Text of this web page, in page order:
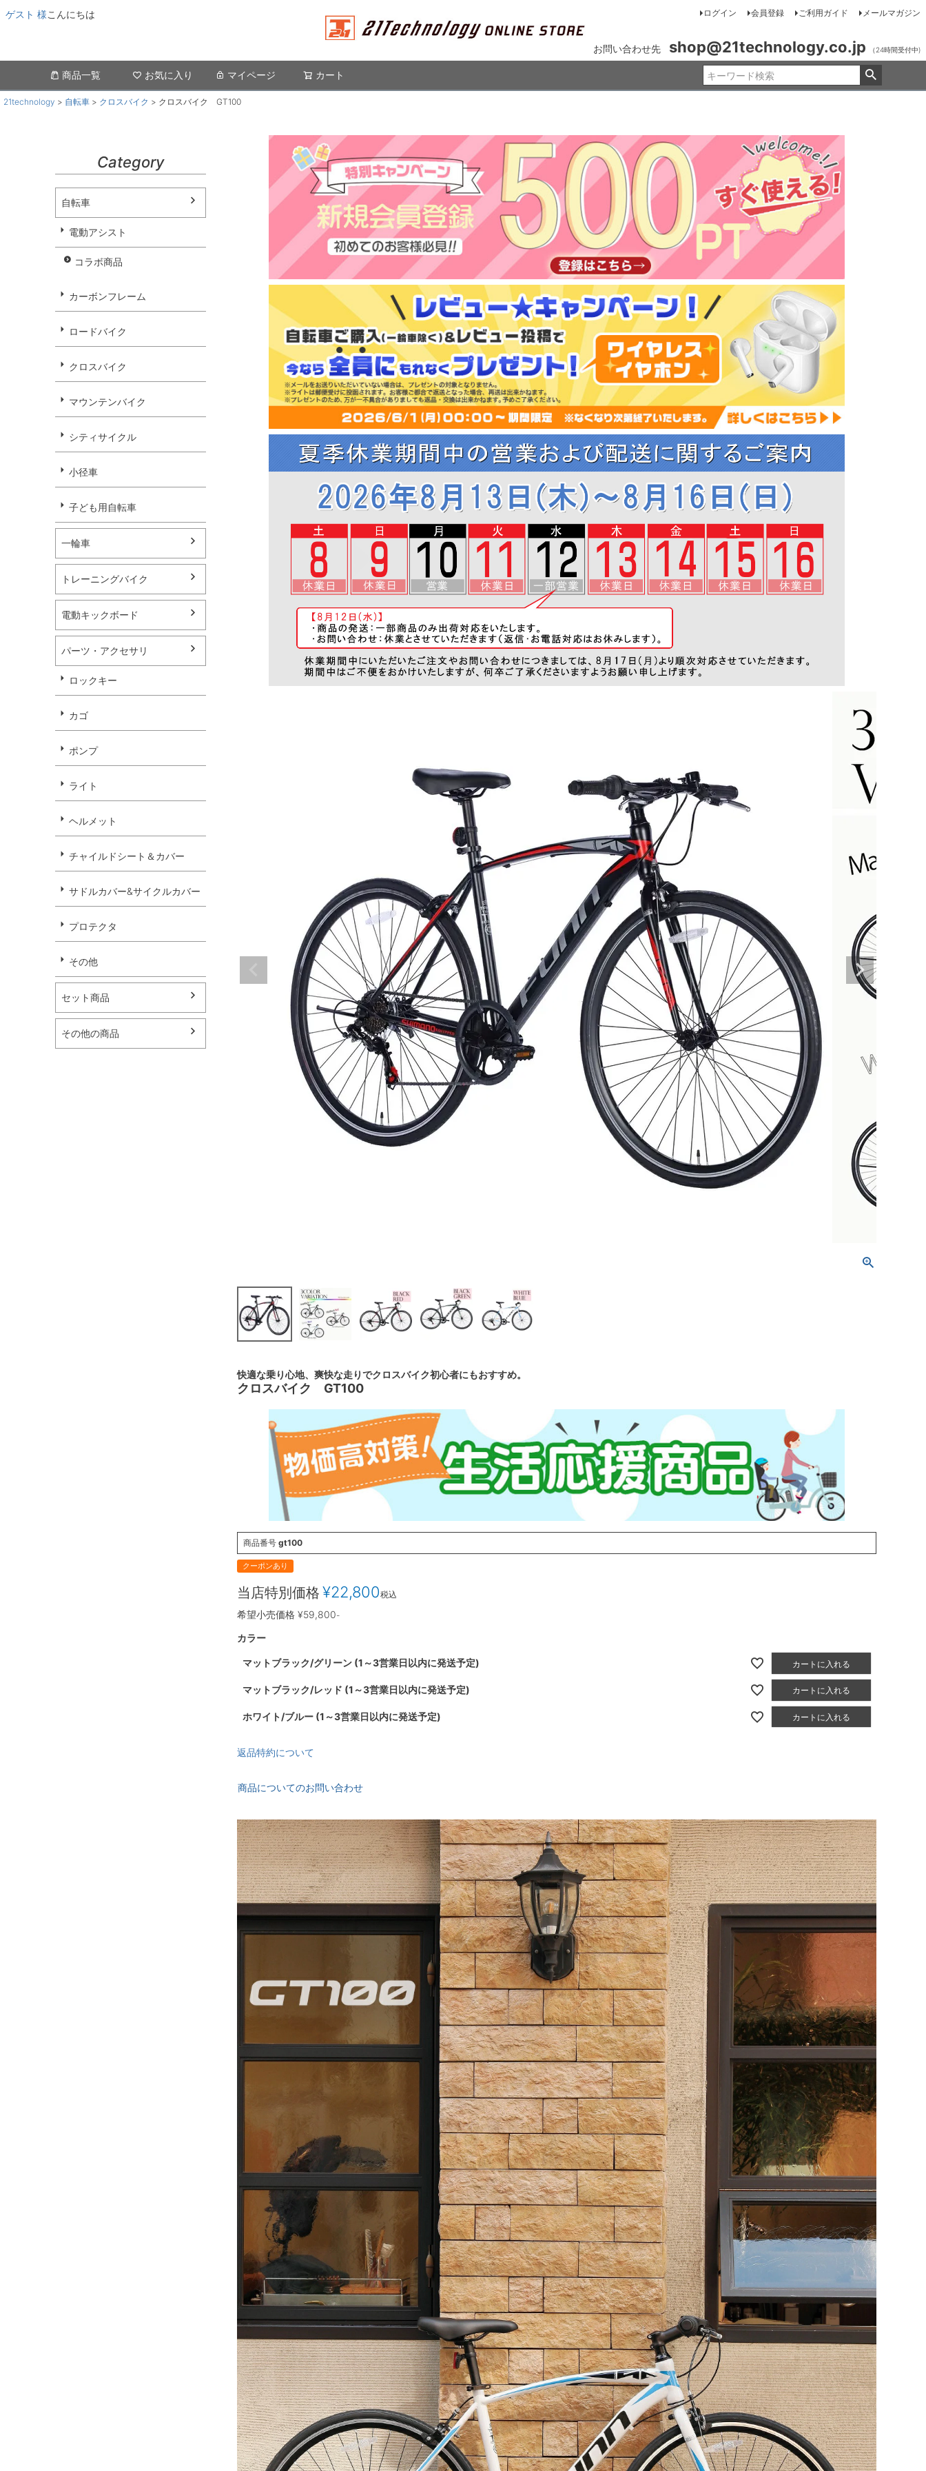
ゲスト 様こんにちは ログイン 会員登録 ご利用ガイド メールマガジン
お問い合わせ先 shop@21technology.co.jp （24時間受付中)
商品一覧 お気に入り マイページ カート
21technology 自転車 クロスバイク クロスバイク GT100
Category
自転車
電動アシスト
コラボ商品
カーボンフレーム
ロードバイク
クロスバイク
マウンテンバイク
シティサイクル
小径車
子ども用自転車
一輪車
トレーニングバイク
電動キックボード
パーツ・アクセサリ
ロックキー
カゴ
ポンプ
ライト
ヘルメット
チャイルドシート＆カバー
サドルカバー&サイクルカバー
プロテクタ
その他
セット商品
その他の商品
快適な乗り心地、爽快な走りでクロスバイク初心者にもおすすめ。
クロスバイク GT100
商品番号 gt100
クーポンあり
希望小売価格 ¥59,800-
当店特別価格 ¥22,800税込
カラー
マットブラック/グリーン (1～3営業日以内に発送予定) カートに入れる
マットブラック/レッド (1～3営業日以内に発送予定) カートに入れる
ホワイト/ブルー (1～3営業日以内に発送予定) カートに入れる
返品特約について
商品についてのお問い合わせ